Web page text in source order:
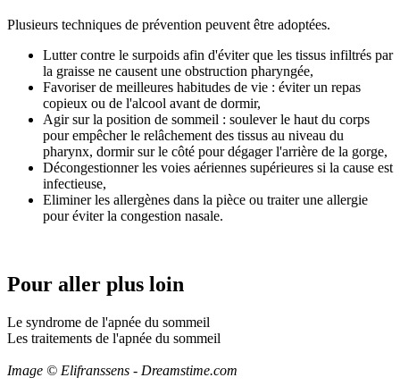
Plusieurs techniques de prévention peuvent être adoptées.
Lutter contre le surpoids afin d'éviter que les tissus infiltrés par
la graisse ne causent une obstruction pharyngée,
Favoriser de meilleures habitudes de vie : éviter un repas
copieux ou de l'alcool avant de dormir,
Agir sur la position de sommeil : soulever le haut du corps
pour empêcher le relâchement des tissus au niveau du
pharynx, dormir sur le côté pour dégager l'arrière de la gorge,
Décongestionner les voies aériennes supérieures si la cause est
infectieuse,
Eliminer les allergènes dans la pièce ou traiter une allergie
pour éviter la congestion nasale.
Pour aller plus loin
Le syndrome de l'apnée du sommeil
Les traitements de l'apnée du sommeil
Image © Elifranssens - Dreamstime.com